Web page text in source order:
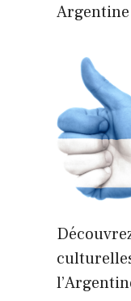
Argentine